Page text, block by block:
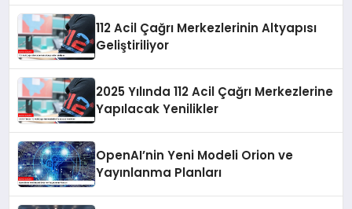
112 Acil Çağrı Merkezlerinin Altyapısı
Geliştiriliyor
2025 Yılında 112 Acil Çağrı Merkezlerine
Yapılacak Yenilikler
OpenAI’nin Yeni Modeli Orion ve
Yayınlanma Planları